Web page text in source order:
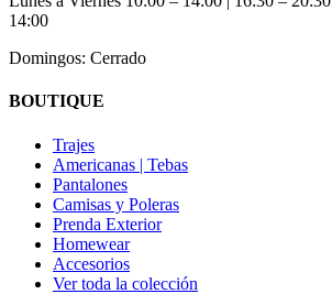
14:00
Domingos: Cerrado
BOUTIQUE
Trajes
Americanas | Tebas
Pantalones
Camisas y Poleras
Prenda Exterior
Homewear
Accesorios
Ver toda la colección